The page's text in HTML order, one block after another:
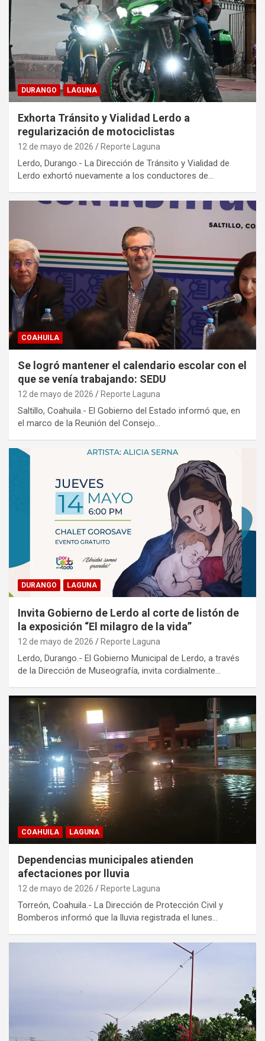
DURANGO LAGUNA
Exhorta Tránsito y Vialidad Lerdo a
regularización de motociclistas
12 de mayo de 2026 Reporte Laguna
Lerdo, Durango.- La Dirección de Tránsito y Vialidad de
Lerdo exhortó nuevamente a los conductores de…
COAHUILA
Se logró mantener el calendario escolar con el
que se venía trabajando: SEDU
12 de mayo de 2026 Reporte Laguna
Saltillo, Coahuila.- El Gobierno del Estado informó que, en
el marco de la Reunión del Consejo…
DURANGO LAGUNA
Invita Gobierno de Lerdo al corte de listón de
la exposición “El milagro de la vida”
12 de mayo de 2026 Reporte Laguna
Lerdo, Durango.- El Gobierno Municipal de Lerdo, a través
de la Dirección de Museografía, invita cordialmente…
COAHUILA LAGUNA
Dependencias municipales atienden
afectaciones por lluvia
12 de mayo de 2026 Reporte Laguna
Torreón, Coahuila.- La Dirección de Protección Civil y
Bomberos informó que la lluvia registrada el lunes…